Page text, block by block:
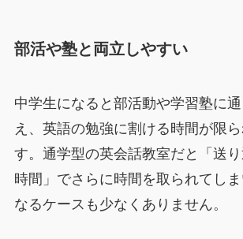
部活や塾と両立しやすい
中学生になると部活動や学習塾に
え、英語の勉強に割ける時間が限
す。通学型の英会話教室だと「送
時間」でさらに時間を取られてしま
なるケースも少なくありません。